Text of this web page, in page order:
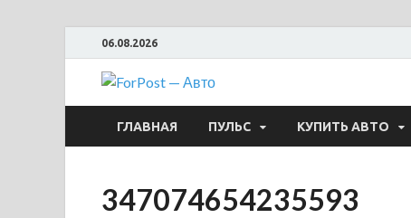
06.08.2026
ForPost —
ГЛАВНАЯ ПУЛЬС КУПИТЬ АВТО
347074654235593